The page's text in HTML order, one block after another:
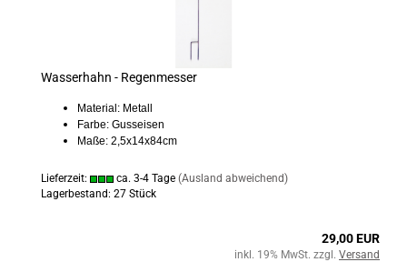
Wasserhahn - Regenmesser
Material: Metall
Farbe: Gusseisen
Maße: 2,5x14x84cm
Lieferzeit: ca. 3-4 Tage (Ausland abweichend)
Lagerbestand: 27 Stück
29,00 EUR
inkl. 19% MwSt. zzgl. Versand